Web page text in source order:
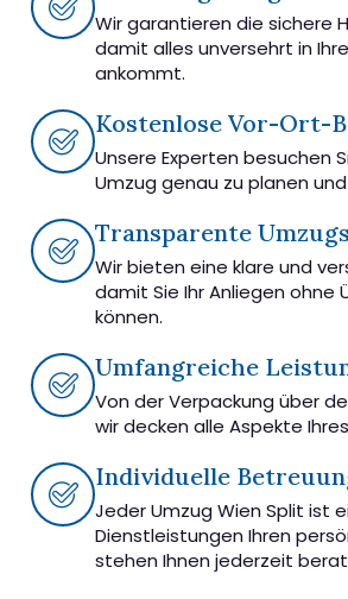
Wir garantieren die sichere
damit alles unversehrt in
ankommt.
Kostenlose Vor-Ort-
Unsere Experten besuchen
Umzug genau zu planen
Transparente
Wir bieten eine klare und
damit Sie Ihr Anliegen ohne
können.
Umfangreiche
Von der Verpackung über
wir decken alle Aspekte
Individuelle
Jeder Umzug Wien Split ist
Dienstleistungen Ihren
stehen Ihnen jederzeit